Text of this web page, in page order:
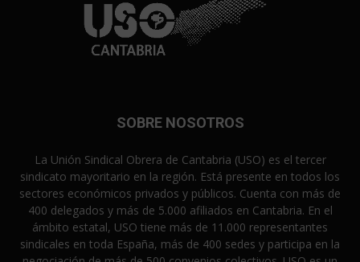
SOBRE NOSOTROS
La Unión Sindical Obrera de Cantabria (USO) es el tercer
sindicato mayoritario en la región. Está presente en todos los
sectores económicos privados y públicos. Cuenta con más de
400 delegados y más de 5.000 afiliados en Cantabria. En el
ámbito estatal, USO tiene más de 11.000 representantes
sindicales en toda España, más de 400 sedes y participa en la